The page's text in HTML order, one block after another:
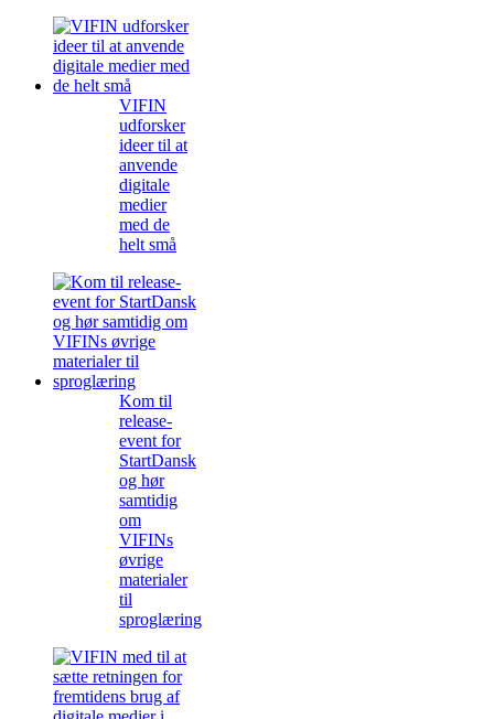
VIFIN
udforsker
ideer til at
anvende
digitale
medier
med de
helt små
Kom til
release-
event for
StartDansk
og hør
samtidig
om
VIFINs
øvrige
materialer
til
sproglæring